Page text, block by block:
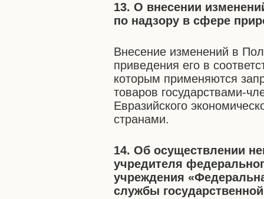
13. О внесении
по надзору в сфере
Внесение изменений в
приведения его в
которым применяются
товаров государствами-
Евразийского
странами.
14. Об осуществлении
учредителя
учреждения
службы